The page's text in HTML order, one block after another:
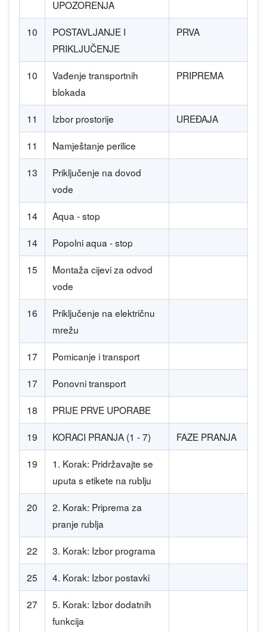
UPOZORENJA
10
POSTAVLJANJE I
PRIKLJUČENJE
PRVA
10
Vađenje transportnih
blokada
PRIPREMA
11 Izbor prostorije UREĐAJA
11 Namještanje perilice
13
Priključenje na dovod
vode
14 Aqua - stop
14 Popolni aqua - stop
15
Montaža cijevi za odvod
vode
16
Priključenje na električnu
mrežu
17 Pomicanje i transport
17 Ponovni transport
18 PRIJE PRVE UPORABE
19 KORACI PRANJA (1 - 7) FAZE PRANJA
19
1. Korak: Pridržavajte se
uputa s etikete na rublju
20
2. Korak: Priprema za
pranje rublja
22 3. Korak: Izbor programa
25 4. Korak: Izbor postavki
27
5. Korak: Izbor dodatnih
funkcija